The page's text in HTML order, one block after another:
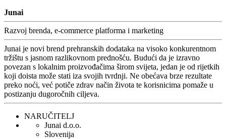
Junai
Razvoj brenda, e-commerce platforma i marketing
Junai je novi brend prehranskih dodataka na visoko konkurentnom
tržištu s jasnom razlikovnom prednošću. Budući da je izravno
povezan s lokalnim proizvođačima širom svijeta, jedan je od rijetkih
koji doista može stati iza svojih tvrdnji. Ne obećava brze rezultate
preko noći, već potiče zdrav način života te korisnicima pomaže u
postizanju dugoročnih ciljeva.
NARUČITELJ
Junai d.o.o.
Slovenija